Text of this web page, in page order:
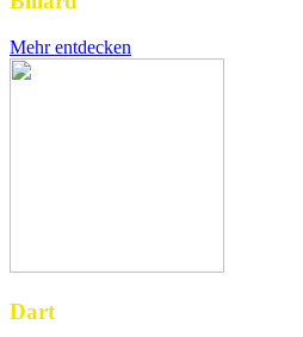
Mehr entdecken
Dart